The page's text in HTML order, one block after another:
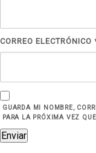
CORREO ELECTRÓNICO
GUARDA MI NOMBRE,
PARA LA PRÓXIMA VEZ